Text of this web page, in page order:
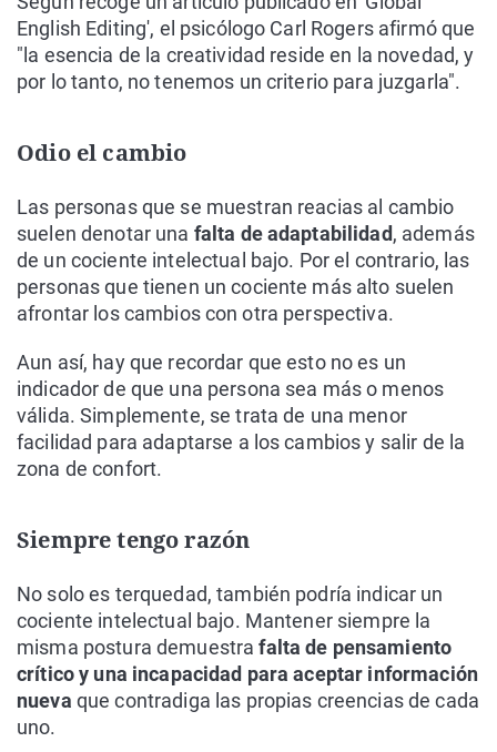
English Editing', el psicólogo Carl Rogers afirmó que
"la esencia de la creatividad reside en la novedad, y
por lo tanto, no tenemos un criterio para juzgarla".
Odio el cambio
Las personas que se muestran reacias al cambio
suelen denotar una falta de adaptabilidad, además
de un cociente intelectual bajo. Por el contrario, las
personas que tienen un cociente más alto suelen
afrontar los cambios con otra perspectiva.
Aun así, hay que recordar que esto no es un
indicador de que una persona sea más o menos
válida. Simplemente, se trata de una menor
facilidad para adaptarse a los cambios y salir de la
zona de confort.
Siempre tengo razón
No solo es terquedad, también podría indicar un
cociente intelectual bajo. Mantener siempre la
misma postura demuestrafalta de pensamiento
crítico y una incapacidad para aceptar información
nueva que contradiga las propias creencias de cada
uno.